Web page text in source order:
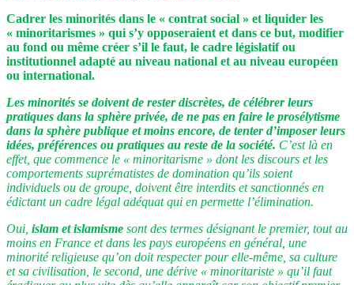
Cadrer les minorités dans le « contrat social » et liquider les
« minoritarismes » qui s’y opposeraient et dans ce but, modifier
au fond ou même créer s’il le faut, le cadre législatif ou
institutionnel adapté au niveau national et au niveau européen
ou international.
Les minorités se doivent de rester discrètes, de célébrer leurs
pratiques dans la sphère privée, de ne pas en faire le prosélytisme
dans la sphère publique et moins encore, de tenter d’imposer leurs
idées, préférences ou pratiques au reste de la société. C’est là en
effet, que commence le « minoritarisme » dont les discours et les
comportements suprématistes de domination qu’ils soient
individuels ou de groupe, doivent être interdits et sanctionnés en
édictant un cadre légal adéquat qui en permette l’élimination.
Oui, islam et islamisme sont des termes désignant le premier, tout au
moins en France et dans les pays européens en général, une
minorité religieuse qu’on doit respecter pour elle-même, sa culture
et sa civilisation, le second, une dérive « minoritariste » qu’il faut